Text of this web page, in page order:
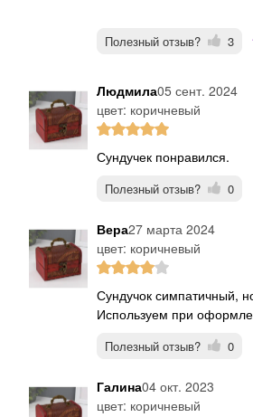
Полезный отзыв? 3
людмила05 сент. 2024
цвет: коричневый
сундучек понравился.
Полезный отзыв? 0
Вера27 марта 2024
цвет: коричневый
Сундучок симпатичный, но в местах крепления - гвоздики, грубовато. И внутри краска неравномерно.
Используем при
Полезный отзыв? 0
Галина04 окт. 2023
цвет: коричневый